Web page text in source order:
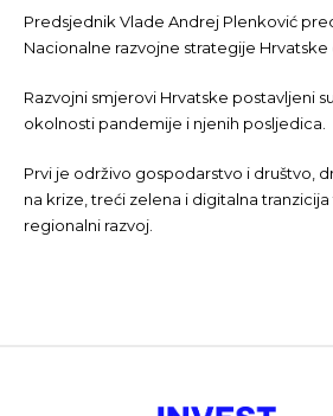
Predsjednik Vlade Andrej Plenković
Nacionalne razvojne strategije Hrvatske
Razvojni smjerovi Hrvatske postavljeni
okolnosti pandemije i njenih posljedica.
Prvi je održivo gospodarstvo i društvo,
na krize, treći zelena i digitalna
regionalni razvoj.